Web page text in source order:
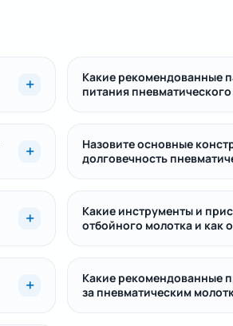
Какие рекомендованные
питания
Назовите основные
долговечность
Какие инструменты и
отбойного молотка и как
Какие рекомендованные
за пневматическим